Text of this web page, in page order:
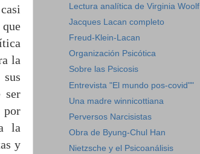
la
ser
la
y
Lectura analítica de Virginia Woolf
Jacques Lacan completo
Freud-Klein-Lacan
Organización Psicótica
Sobre las Psicosis
Entrevista "El mundo pos-covid""
Una madre winnicottiana
Perversos Narcisistas
Obra de Byung-Chul Han
Nietzsche y el Psicoanálisis